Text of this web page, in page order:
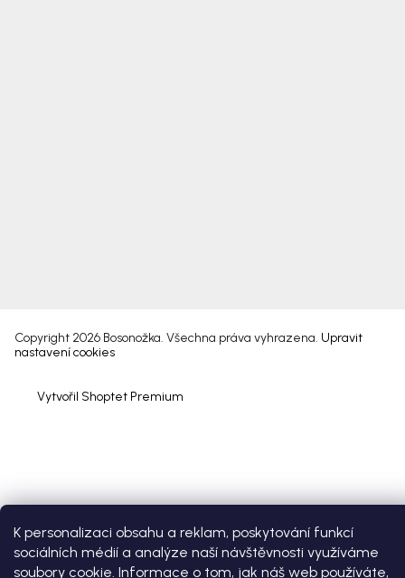
K personalizaci obsahu a reklam, poskytování funkcí
sociálních médií a analýze naší návštěvnosti využíváme
soubory cookie. Informace o tom, jak náš web používáte,
Vytvořil Shoptet Premium
Copyright 2026 Bosonožka. Všechna práva vyhrazena. Upravit
nastavení cookies